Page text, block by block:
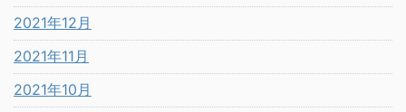
2021年12月
2021年11月
2021年10月